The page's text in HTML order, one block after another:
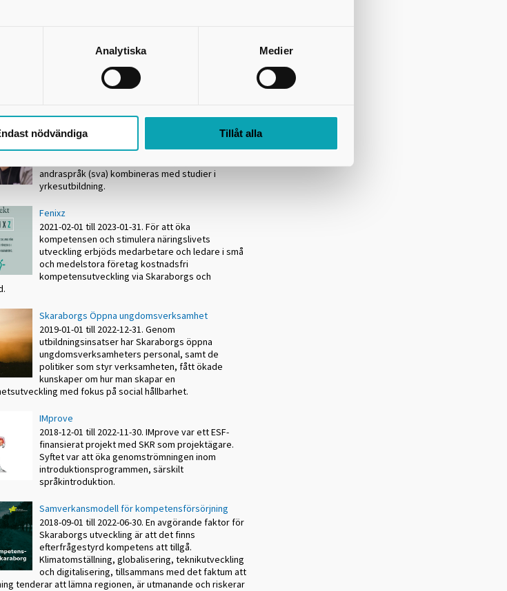
Analytiska Medier
nödvändiga Tillåt alla
2019-07-01 till 2023-06-30 Måste du ha bil om du
bor på landet? Syftet med projektet var att skapa
lärande kring kombinerade mobilitetstjänster i
glesare geografier i Västra Götalandsregionen.
2021-04-01 till 2023-02-28. En
kombinationsutbildning är en utbildning där
andraspråk (sva) kombineras med studier i
yrkesutbildning.
Fenixz
2021-02-01 till 2023-01-31. För att öka
kompetensen och stimulera näringslivets
utveckling erbjöds medarbetare och ledare i små
och medelstora företag kostnadsfri
kompetensutveckling via Skaraborgs och
Skaraborgs Öppna ungdomsverksamhet
2019-01-01 till 2022-12-31. Genom
utbildningsinsatser har Skaraborgs öppna
ungdomsverksamheters personal, samt de
politiker som styr verksamheten, fått ökade
kunskaper om hur man skapar en
med fokus på social hållbarhet.
IMprove
2018-12-01 till 2022-11-30. IMprove var ett ESF-
finansierat projekt med SKR som projektägare.
Syftet var att öka genomströmningen inom
introduktionsprogrammen, särskilt
språkintroduktion.
Samverkansmodell för kompetensförsörjning
2018-09-01 till 2022-06-30. En avgörande faktor för
Skaraborgs utveckling är att det finns
efterfrågestyrd kompetens att tillgå.
Klimatomställning, globalisering, teknikutveckling
och digitalisering, tillsammans med det faktum att
tenderar att lämna regionen, är utmanande och riskerar